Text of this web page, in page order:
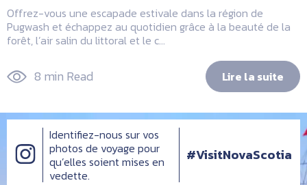
Offrez-vous une escapade estivale dans la région de
Pugwash et échappez au quotidien grâce à la beauté de la
forêt, l’air salin du littoral et le c...
8 min Read Lire la suite
Identifiez-nous sur vos
photos de voyage pour
qu’elles soient mises en
vedette.
#VisitNovaScotia